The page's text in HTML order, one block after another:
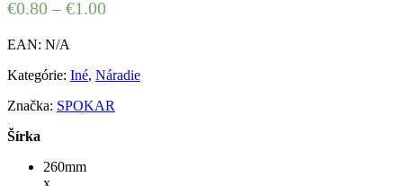
€0.80 – €1.00
EAN: N/A
Kategórie: Iné, Náradie
Značka: SPOKAR
Šírka
260mm